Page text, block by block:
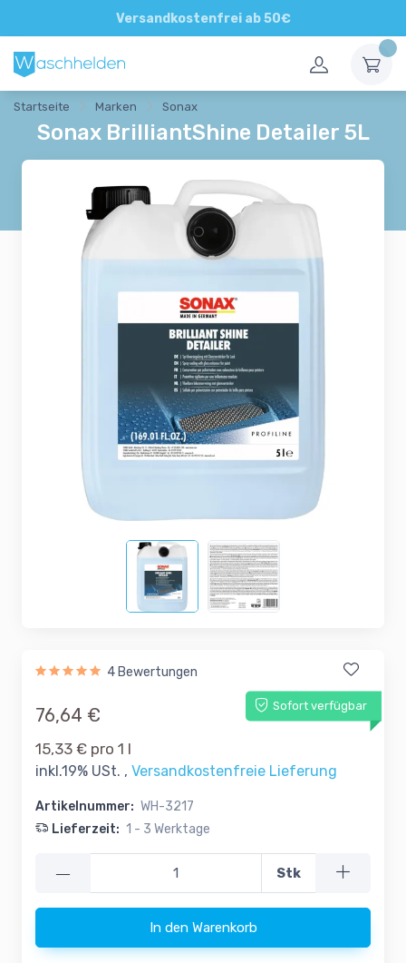
Versandkostenfrei ab 50€
Direkte und persönliche Beratung
Startseite Marken Sonax
Sonax BrilliantShine Detailer 5L
4 Bewertungen
Sofort verfügbar
76,64 €
15,33 € pro 1 l
inkl.19% USt. , Versandkostenfreie Lieferung
Artikelnummer: WH-3217
Lieferzeit: 1 - 3 Werktage
— Stk
In den Warenkorb